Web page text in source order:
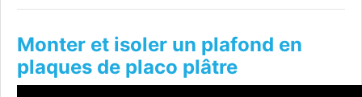
Monter et isoler un plafond en
plaques de placo plâtre